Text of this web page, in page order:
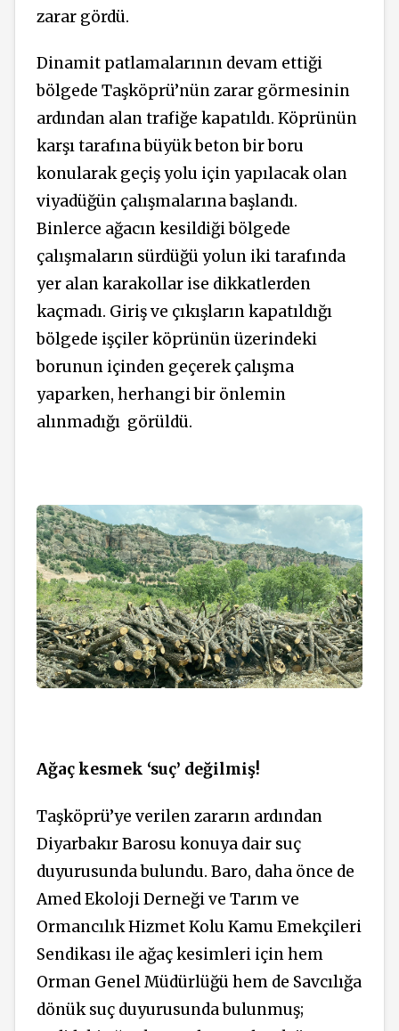
zarar gördü.
Dinamit patlamalarının devam ettiği
bölgede Taşköprü’nün zarar görmesinin
ardından alan trafiğe kapatıldı. Köprünün
karşı tarafına büyük beton bir boru
konularak geçiş yolu için yapılacak olan
viyadüğün çalışmalarına başlandı.
Binlerce ağacın kesildiği bölgede
çalışmaların sürdüğü yolun iki tarafında
yer alan karakollar ise dikkatlerden
kaçmadı. Giriş ve çıkışların kapatıldığı
bölgede işçiler köprünün üzerindeki
borunun içinden geçerek çalışma
yaparken, herhangi bir önlemin
alınmadığı görüldü.
Ağaç kesmek ‘suç’ değilmiş!
Taşköprü’ye verilen zararın ardından
Diyarbakır Barosu konuya dair suç
duyurusunda bulundu. Baro, daha önce de
Amed Ekoloji Derneği ve Tarım ve
Ormancılık Hizmet Kolu Kamu Emekçileri
Sendikası ile ağaç kesimleri için hem
Orman Genel Müdürlüğü hem de Savcılığa
dönük suç duyurusunda bulunmuş;